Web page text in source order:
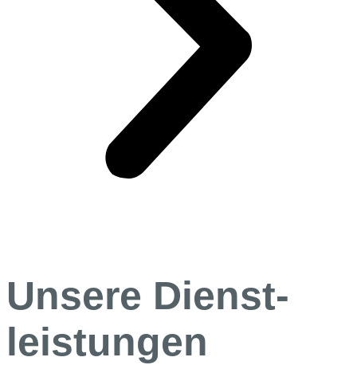
Unsere Dienst­
leistungen